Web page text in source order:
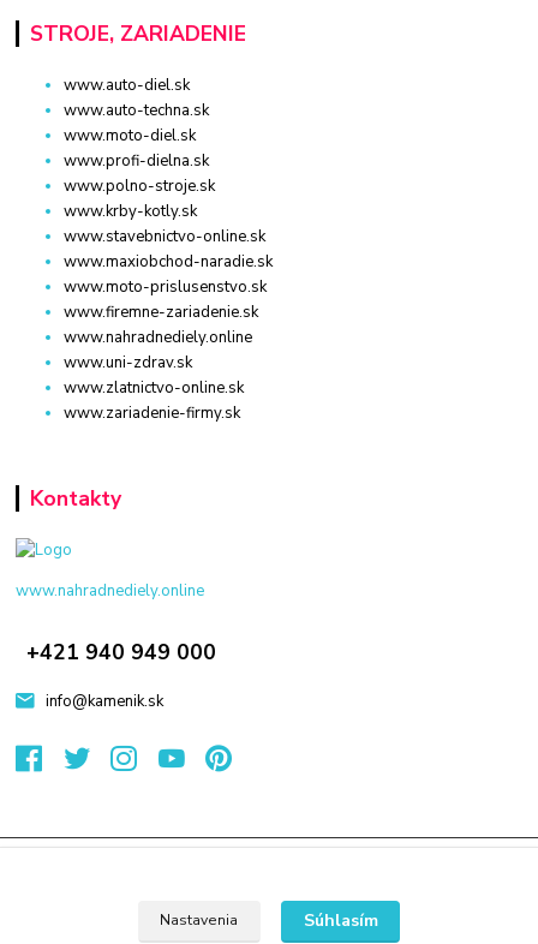
STROJE, ZARIADENIE
www.auto-diel.sk
www.auto-techna.sk
www.moto-diel.sk
www.profi-dielna.sk
www.polno-stroje.sk
www.krby-kotly.sk
www.stavebnictvo-online.sk
www.maxiobchod-naradie.sk
www.moto-prislusenstvo.sk
www.firemne-zariadenie.sk
www.nahradnediely.online
www.uni-zdrav.sk
www.zlatnictvo-online.sk
www.zariadenie-firmy.sk
Kontakty
www.nahradnediely.online
+421 940 949 000
info@kamenik.sk
Nastavenia
Súhlasím